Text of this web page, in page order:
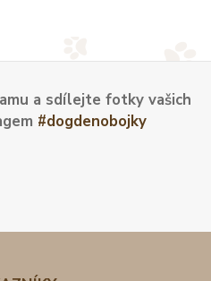
a sdílejte fotky vašich
#dogdenobojky